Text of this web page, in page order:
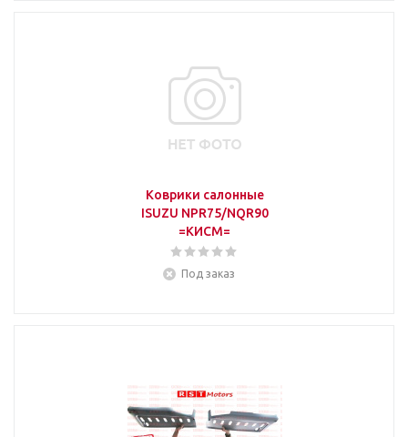
Коврики салонные
ISUZU NPR75/NQR90
=КИСМ=
Под заказ